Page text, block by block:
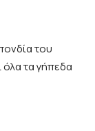
του
τα γήπεδα